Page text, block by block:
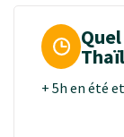
+ 5h en été